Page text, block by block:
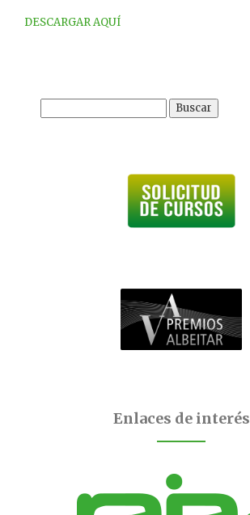
DESCARGAR AQUÍ
Buscar:
Enlaces de interés